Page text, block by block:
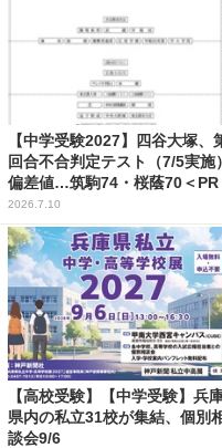
【中学受験2027】四谷大塚、
回合不合判定テスト（7/5実施）
偏差値…筑駒74・桜蔭70＜PR
2026.7.10
【高校受験】【中学受験】兵
県内の私立31校が集結、個別
談会9/6